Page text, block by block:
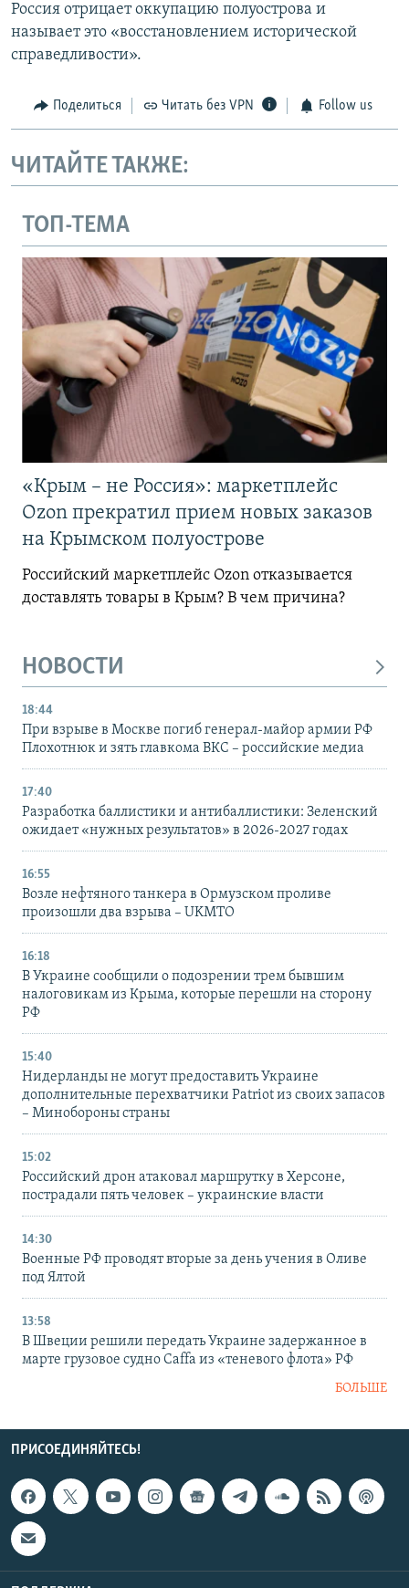
Россия отрицает оккупацию полуострова и
называет это «восстановлением исторической
справедливости».
Поделиться Читать без VPN Follow us
ЧИТАЙТЕ ТАКЖЕ:
ТОП-ТЕМА
«Крым – не Россия»: маркетплейс
Ozon прекратил прием новых заказов
на Крымском полуострове
Российский маркетплейс Ozon отказывается
доставлять товары в Крым? В чем причина?
НОВОСТИ
18:44
При взрыве в Москве погиб генерал-майор армии РФ
Плохотнюк и зять главкома ВКС – российские медиа
17:40
Разработка баллистики и антибаллистики: Зеленский
ожидает «нужных результатов» в 2026-2027 годах
16:55
Возле нефтяного танкера в Ормузском проливе
произошли два взрыва – UKMTO
16:18
В Украине сообщили о подозрении трем бывшим
налоговикам из Крыма, которые перешли на сторону
РФ
15:40
Нидерланды не могут предоставить Украине
дополнительные перехватчики Patriot из своих запасов
– Минобороны страны
15:02
Российский дрон атаковал маршрутку в Херсоне,
пострадали пять человек – украинские власти
14:30
Военные РФ проводят вторые за день учения в Оливе
под Ялтой
13:58
В Швеции решили передать Украине задержанное в
марте грузовое судно Caffa из «теневого флота» РФ
БОЛЬШЕ
ПРИСОЕДИНЯЙТЕСЬ!